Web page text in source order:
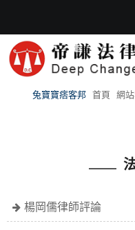
兔寶寶痞客邦 首頁 網
楊岡儒律師評論